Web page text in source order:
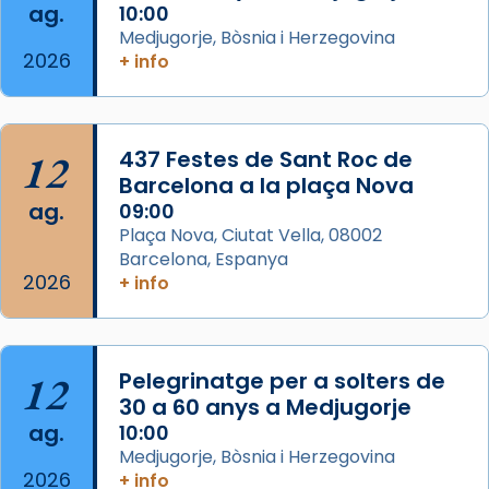
comitè organitzador de la visita apostòlica
del Sant Pare Lleó XIV a Barcelona, i als
col·laboradors, a la Catedral de Barcelona.
L’arquebisbe de Barcelona, el cardenal Joan
Josep Omella, ha presidit la missa i l’ha
concelebrat el bisbe auxiliar de Barcelona,
Mons. David Abadías.
📸 Dr. G. Simón
Photo
View on Facebook
2 weeks ago
Memòria de les santes Juliana i
Semproniana, verges i màrtirs.
Acompanyant la història de sant Cugat, a
ag.
2026
10:00
Medjugorje, Bòsnia i Herzegovina
+ info
12
ag.
2026
437 Festes de Sant Roc de
Barcelona a la plaça Nova
09:00
Plaça Nova, Ciutat Vella, 08002
Barcelona, Espanya
+ info
12
ag.
2026
Pelegrinatge per a solters de
30 a 60 anys a Medjugorje
10:00
Medjugorje, Bòsnia i Herzegovina
+ info